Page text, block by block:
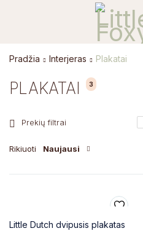
PLAKATAI 3
Pradžia Interjeras Plakatai
Prekių filtrai
Rikiuoti Naujausi
Little Dutch dvipusis plakatas